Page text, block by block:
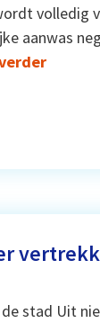
volledig
aanwas
stad Uit